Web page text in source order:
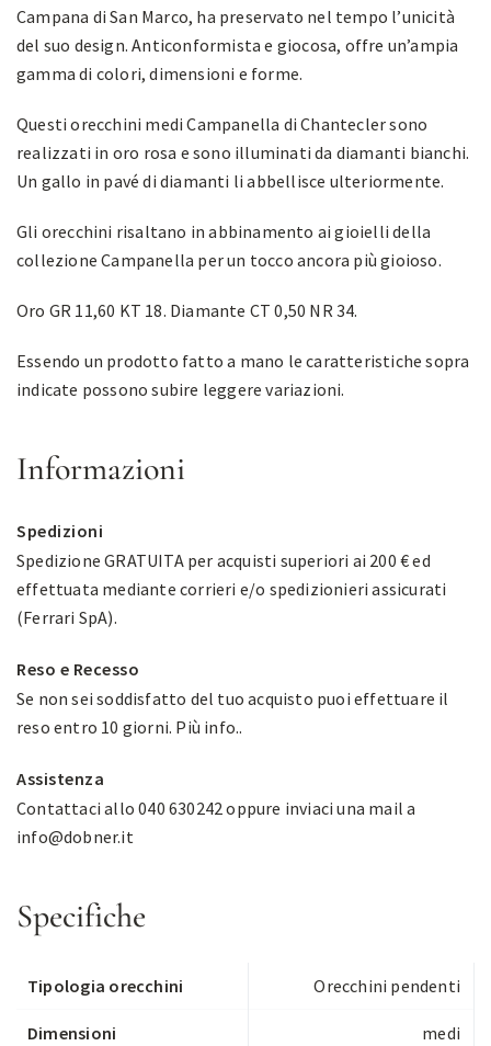
Campana di San Marco, ha preservato nel tempo l’unicità
del suo design. Anticonformista e giocosa, offre un’ampia
gamma di colori, dimensioni e forme.
Questi orecchini medi Campanella di Chantecler sono
realizzati in oro rosa e sono illuminati da diamanti bianchi.
Un gallo in pavé di diamanti li abbellisce ulteriormente.
Gli orecchini risaltano in abbinamento ai gioielli della
collezione Campanella per un tocco ancora più gioioso.
Oro GR 11,60 KT 18. Diamante CT 0,50 NR 34.
Essendo un prodotto fatto a mano le caratteristiche sopra
indicate possono subire leggere variazioni.
Informazioni
Spedizioni
Spedizione GRATUITA per acquisti superiori ai 200 € ed
effettuata mediante corrieri e/o spedizionieri assicurati
(Ferrari SpA).
Reso e Recesso
Se non sei soddisfatto del tuo acquisto puoi effettuare il
reso entro 10 giorni. Più info..
Assistenza
Contattaci allo 040 630242 oppure inviaci una mail a
info@dobner.it
Specifiche
Tipologia orecchini Orecchini pendenti
Dimensioni medi